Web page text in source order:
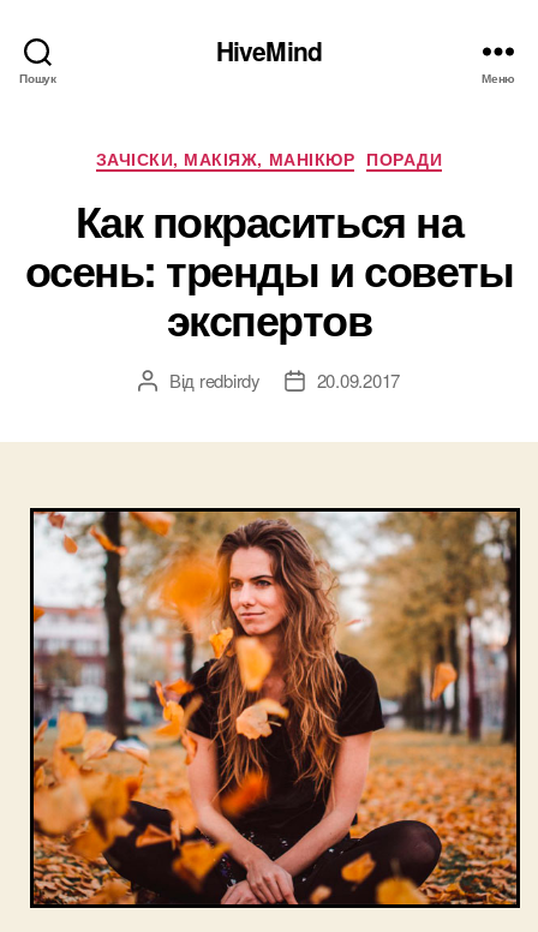
Пошук
HiveMind
Меню
Категорії
ЗАЧІСКИ, МАКІЯЖ, МАНІКЮР ПОРАДИ
Как покраситься на
осень: тренды и советы
экспертов
Автор
Від redbirdy
Дата20.09.2017